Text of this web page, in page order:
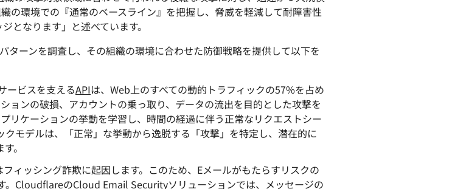
ンス
デモを依頼
でデータ
の環境での『通常のベースライン』を把握し、脅威を軽減して耐障害性
となります」と述べています。
ーンを調査し、その組織の環境に合わせた防御戦略を提供して以下を
ービスを支えるAPIは、Web上のすべての動的トラフィックの57%を占め
ンの破損、アカウントの乗っ取り、データの流出を目的とした攻撃を
リケーションの挙動を学習し、時間の経過に伴う正常なリクエストシー
モデルは、「正常」な挙動から逸脱する「攻撃」を特定し、潜在的に
。
フィッシング詐欺に起因します。このため、Eメールがもたらすリスクの
。CloudflareのCloud Email Securityソリューションでは、メッセージの